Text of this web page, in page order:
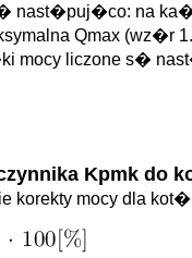
nast�puj�co: na
Qmax (wz�r
mocy liczone s�
Kpmk do
korekty mocy dla